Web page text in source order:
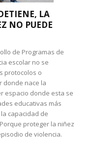
LA
NO PUEDE
de Programas de
escolar no se
protocolos o
donde nace la
espacio donde esta se
educativas más
capacidad de
proteger la niñez
de violencia.